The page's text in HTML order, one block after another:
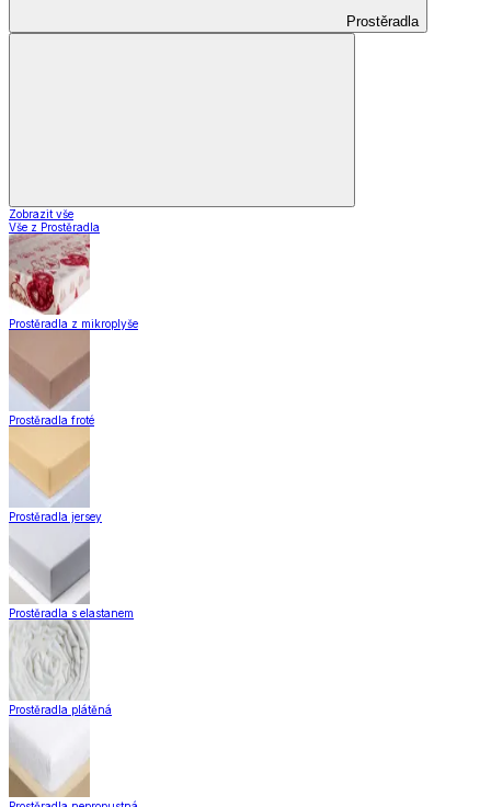
Prostěradla
Zobrazit vše
Vše z Prostěradla
Prostěradla z mikroplyše
Prostěradla froté
Prostěradla jersey
Prostěradla s elastanem
Prostěradla plátěná